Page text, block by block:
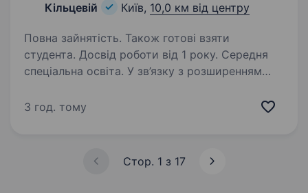
Кільцевій
Київ, 10,0 км від центру
Повна зайнятість. Також готові взяти
студента. Досвід роботи від 1 року. Середня
спеціальна освіта. У зв’язку з розширенням
«LIQUI MOLY» компанія на конкурсній основі
ЕНЕГІЙНИЙ, УСПІШНИЙ КОЛЕКТИВ…
3 год. тому
Стор. 1 з 17